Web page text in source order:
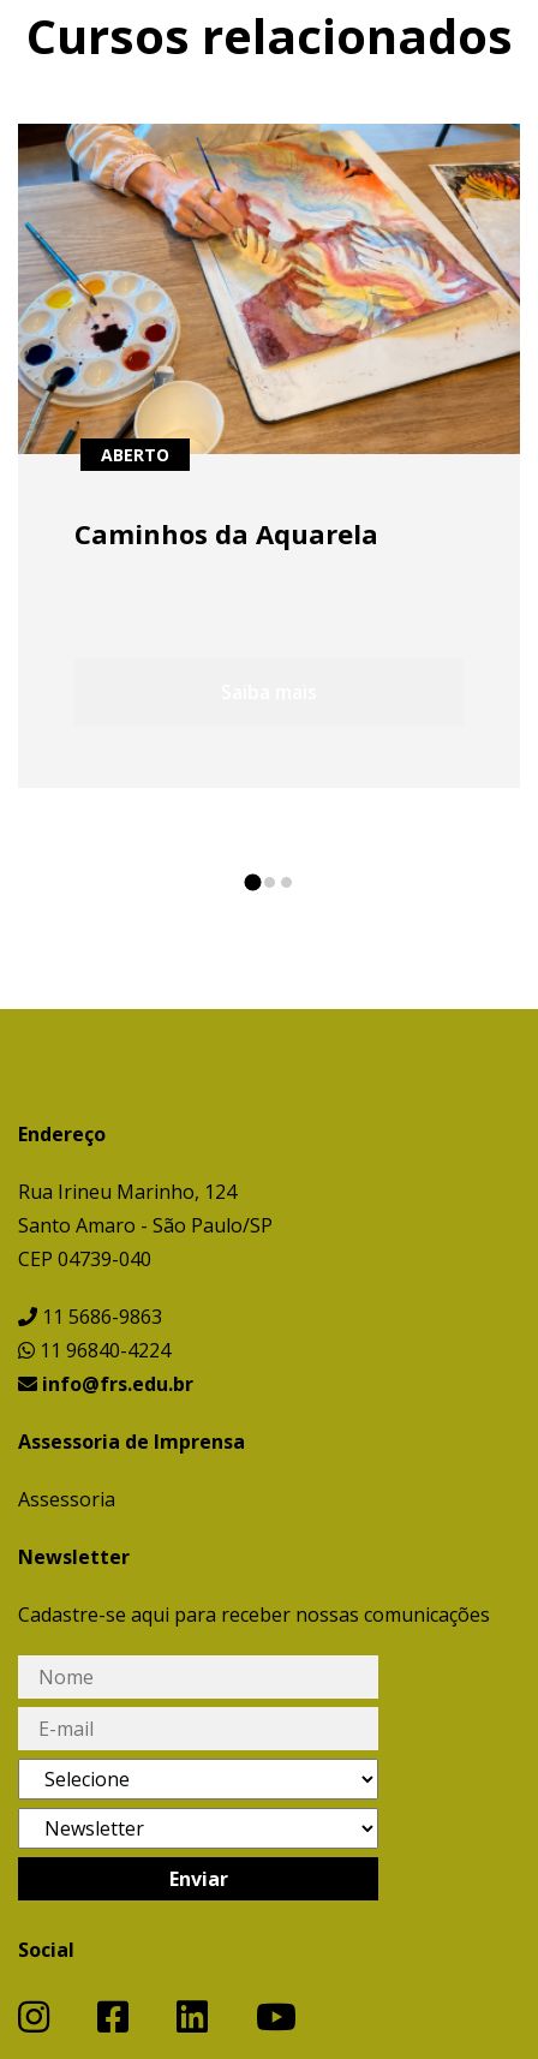
Cursos relacionados
ABERTO
Caminhos da Aquarela
Endereço
Rua Irineu Marinho, 124
Santo Amaro - São Paulo/SP
CEP 04739-040
11 5686-9863
11 96840-4224
info@frs.edu.br
Assessoria de Imprensa
Assessoria
Newsletter
Cadastre-se aqui para receber nossas comunicações
Social